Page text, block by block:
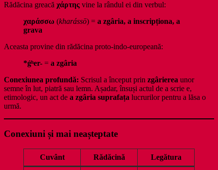
Rădăcina greacă χάρτης vine la rândul ei din verbul:
χαράσσω (kharássō) = a zgâria, a inscripționa, a
grava
Aceasta provine din rădăcina proto-indo-europeană:
*ǵʰer- = a zgâria
Conexiunea profundă: Scrisul a început prin zgârierea unor
semne în lut, piatră sau lemn. Așadar, însuși actul de a scrie e,
etimologic, un act de a zgâria suprafața lucrurilor pentru a lăsa o
urmă.
Conexiuni și mai neașteptate
Cuvânt Rădăcină Legătura